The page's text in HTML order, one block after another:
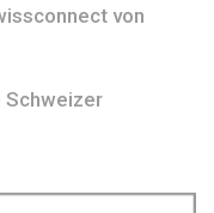
von
Schweizer